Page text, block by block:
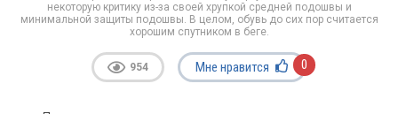
некоторую критику из-за своей хрупкой средней подошвы и
минимальной защиты подошвы. В целом, обувь до сих пор считается
хорошим спутником в беге.
954 Мне нравится 0